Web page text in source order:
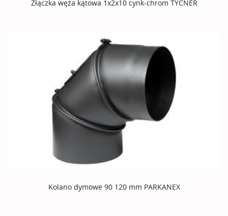
Złączka węża kątowa 1x2x10 cynk-chrom TYCNER
Kolano dymowe 90 120 mm PARKANEX